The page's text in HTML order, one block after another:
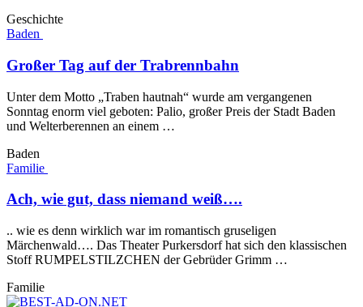
Geschichte
Baden
Großer Tag auf der Trabrennbahn
Unter dem Motto „Traben hautnah“ wurde am vergangenen
Sonntag enorm viel geboten: Palio, großer Preis der Stadt Baden
und Welterberennen an einem …
Baden
Familie
Ach, wie gut, dass niemand weiß….
.. wie es denn wirklich war im romantisch gruseligen
Märchenwald…. Das Theater Purkersdorf hat sich den klassischen
Stoff RUMPELSTILZCHEN der Gebrüder Grimm …
Familie